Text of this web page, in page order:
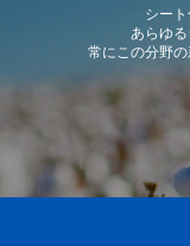
シー
あらゆ
常にこの分野